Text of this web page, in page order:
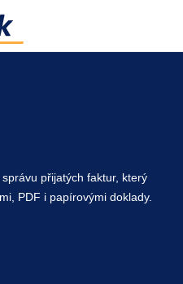
securely in the cloud with
přijatých faktur, který
PDF i papírovými doklady.